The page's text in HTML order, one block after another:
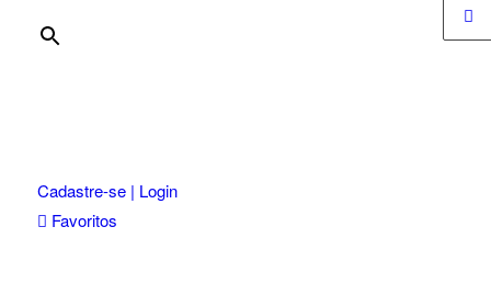
Cadastre-se | Login
Favoritos